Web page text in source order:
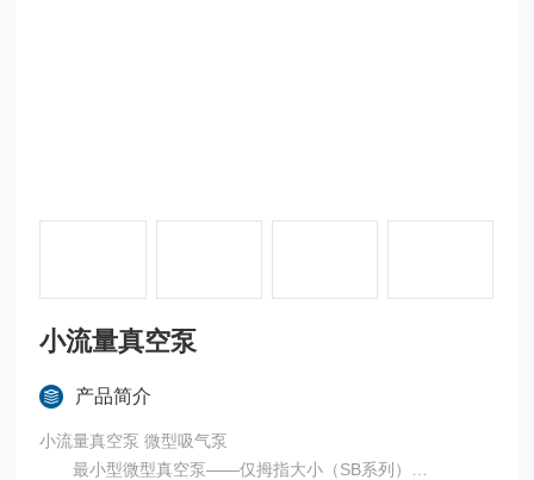
小流量真空泵
产品简介
小流量真空泵 微型吸气泵
最小型微型真空泵——仅拇指大小（SB系列）